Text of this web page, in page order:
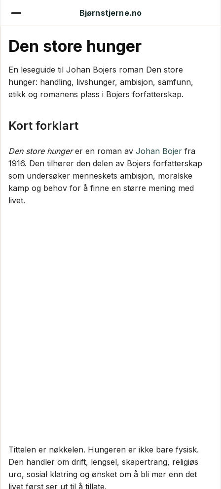
Bjørnstjerne.no
Den store hunger
En leseguide til Johan Bojers roman Den store
hunger: handling, livshunger, ambisjon, samfunn,
etikk og romanens plass i Bojers forfatterskap.
Kort forklart
Den store hungerer en roman av Johan Bojer fra
1916. Den tilhører den delen av Bojers forfatterskap
som undersøker menneskets ambisjon, moralske
kamp og behov for å finne en større mening med
livet.
Tittelen er nøkkelen. Hungeren er ikke bare fysisk.
Den handler om drift, lengsel, skapertrang, religiøs
uro, sosial klatring og ønsket om å bli mer enn det
livet først ser ut til å tillate.